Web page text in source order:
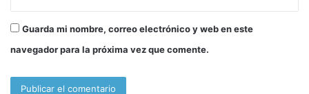
Guarda mi nombre, correo electrónico y web en este
navegador para la próxima vez que comente.